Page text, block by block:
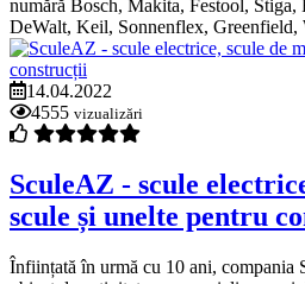
numără Bosch, Makita, Festool, Stiga,
DeWalt, Keil, Sonnenflex, Greenfield,
14.04.2022
4555 vizualizări
SculeAZ - scule
scule și unelte pentru
Înființată în urmă cu 10 ani, compania